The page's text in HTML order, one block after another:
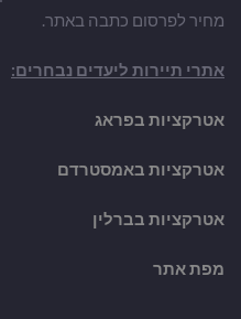
מחיר לפרסום כתבה באתר.
אתרי תיירות ליעדים נבחרים:
אטרקציות בפראג
אטרקציות באמסטרדם
אטרקציות בברלין
מפת אתר